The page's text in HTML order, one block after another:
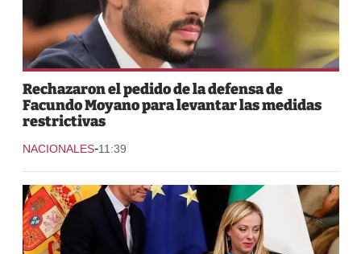
Rechazaron el pedido de la defensa de
Facundo Moyano para levantar las medidas
restrictivas
NACIONALES-11:39